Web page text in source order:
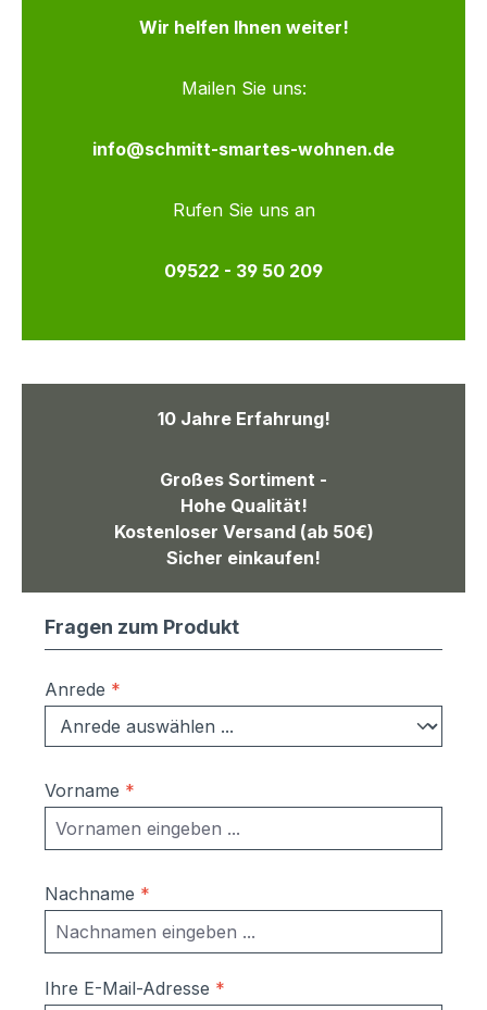
Wir helfen Ihnen weiter!
Mailen Sie uns:
info@schmitt-smartes-wohnen.de
Rufen Sie uns an
09522 - 39 50 209
10 Jahre Erfahrung!
Großes Sortiment -
Hohe Qualität!
Kostenloser Versand (ab 50€)
Sicher einkaufen!
Fragen zum Produkt
Anrede *
Vorname *
Nachname *
Ihre E-Mail-Adresse *